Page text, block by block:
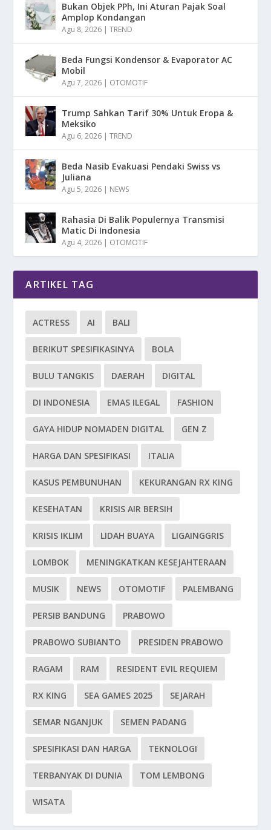
Bukan Objek PPh, Ini Aturan Pajak Soal
Amplop Kondangan
Agu 8, 2026 |TREND
Beda Fungsi Kondensor & Evaporator AC
Mobil
Agu 7, 2026 | OTOMOTIF
Trump Sahkan Tarif 30% Untuk Eropa &
Meksiko
Agu 6, 2026 |TREND
Beda Nasib Evakuasi Pendaki Swiss vs
Juliana
Agu 5, 2026 | NEWS
Rahasia Di Balik Populernya Transmisi
Matic Di Indonesia
Agu 4, 2026 | OTOMOTIF
ARTIKEL TAG
ACTRESS AI BALI
BERIKUT SPESIFIKASINYA BOLA
BULU TANGKIS DAERAH DIGITAL
DI INDONESIA EMAS ILEGAL FASHION
GAYA HIDUP NOMADEN DIGITAL GEN Z
HARGA DAN SPESIFIKASI ITALIA
KASUS PEMBUNUHAN KEKURANGAN RX KING
KESEHATAN KRISIS AIR BERSIH
KRISIS IKLIM LIDAH BUAYA LIGAINGGRIS
LOMBOK MENINGKATKAN KESEJAHTERAAN
MUSIK NEWS OTOMOTIF PALEMBANG
PERSIB BANDUNG PRABOWO
PRABOWO SUBIANTO PRESIDEN PRABOWO
RAGAM RAM RESIDENT EVIL REQUIEM
RX KING SEA GAMES 2025 SEJARAH
SEMAR NGANJUK SEMEN PADANG
SPESIFIKASI DAN HARGA TEKNOLOGI
TERBANYAK DI DUNIA TOM LEMBONG
WISATA